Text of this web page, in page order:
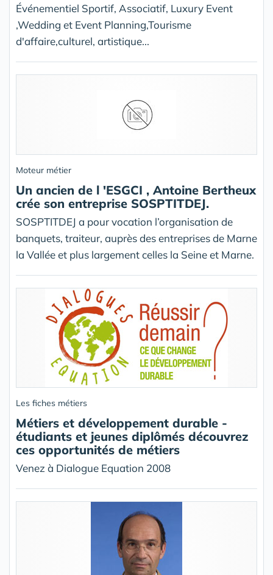
Événementiel Sportif, Associatif, Luxury Event
,Wedding et Event Planning,Tourisme
d'affaire,culturel, artistique...
Moteur métier
Un ancien de l 'ESGCI , Antoine Bertheux
crée son entreprise SOSPTITDEJ.
SOSPTITDEJ a pour vocation l’organisation de
banquets, traiteur, auprès des entreprises de Marne
la Vallée et plus largement celles la Seine et Marne.
Les fiches métiers
Métiers et développement durable -
étudiants et jeunes diplômés découvrez
ces opportunités de métiers
Venez à Dialogue Equation 2008